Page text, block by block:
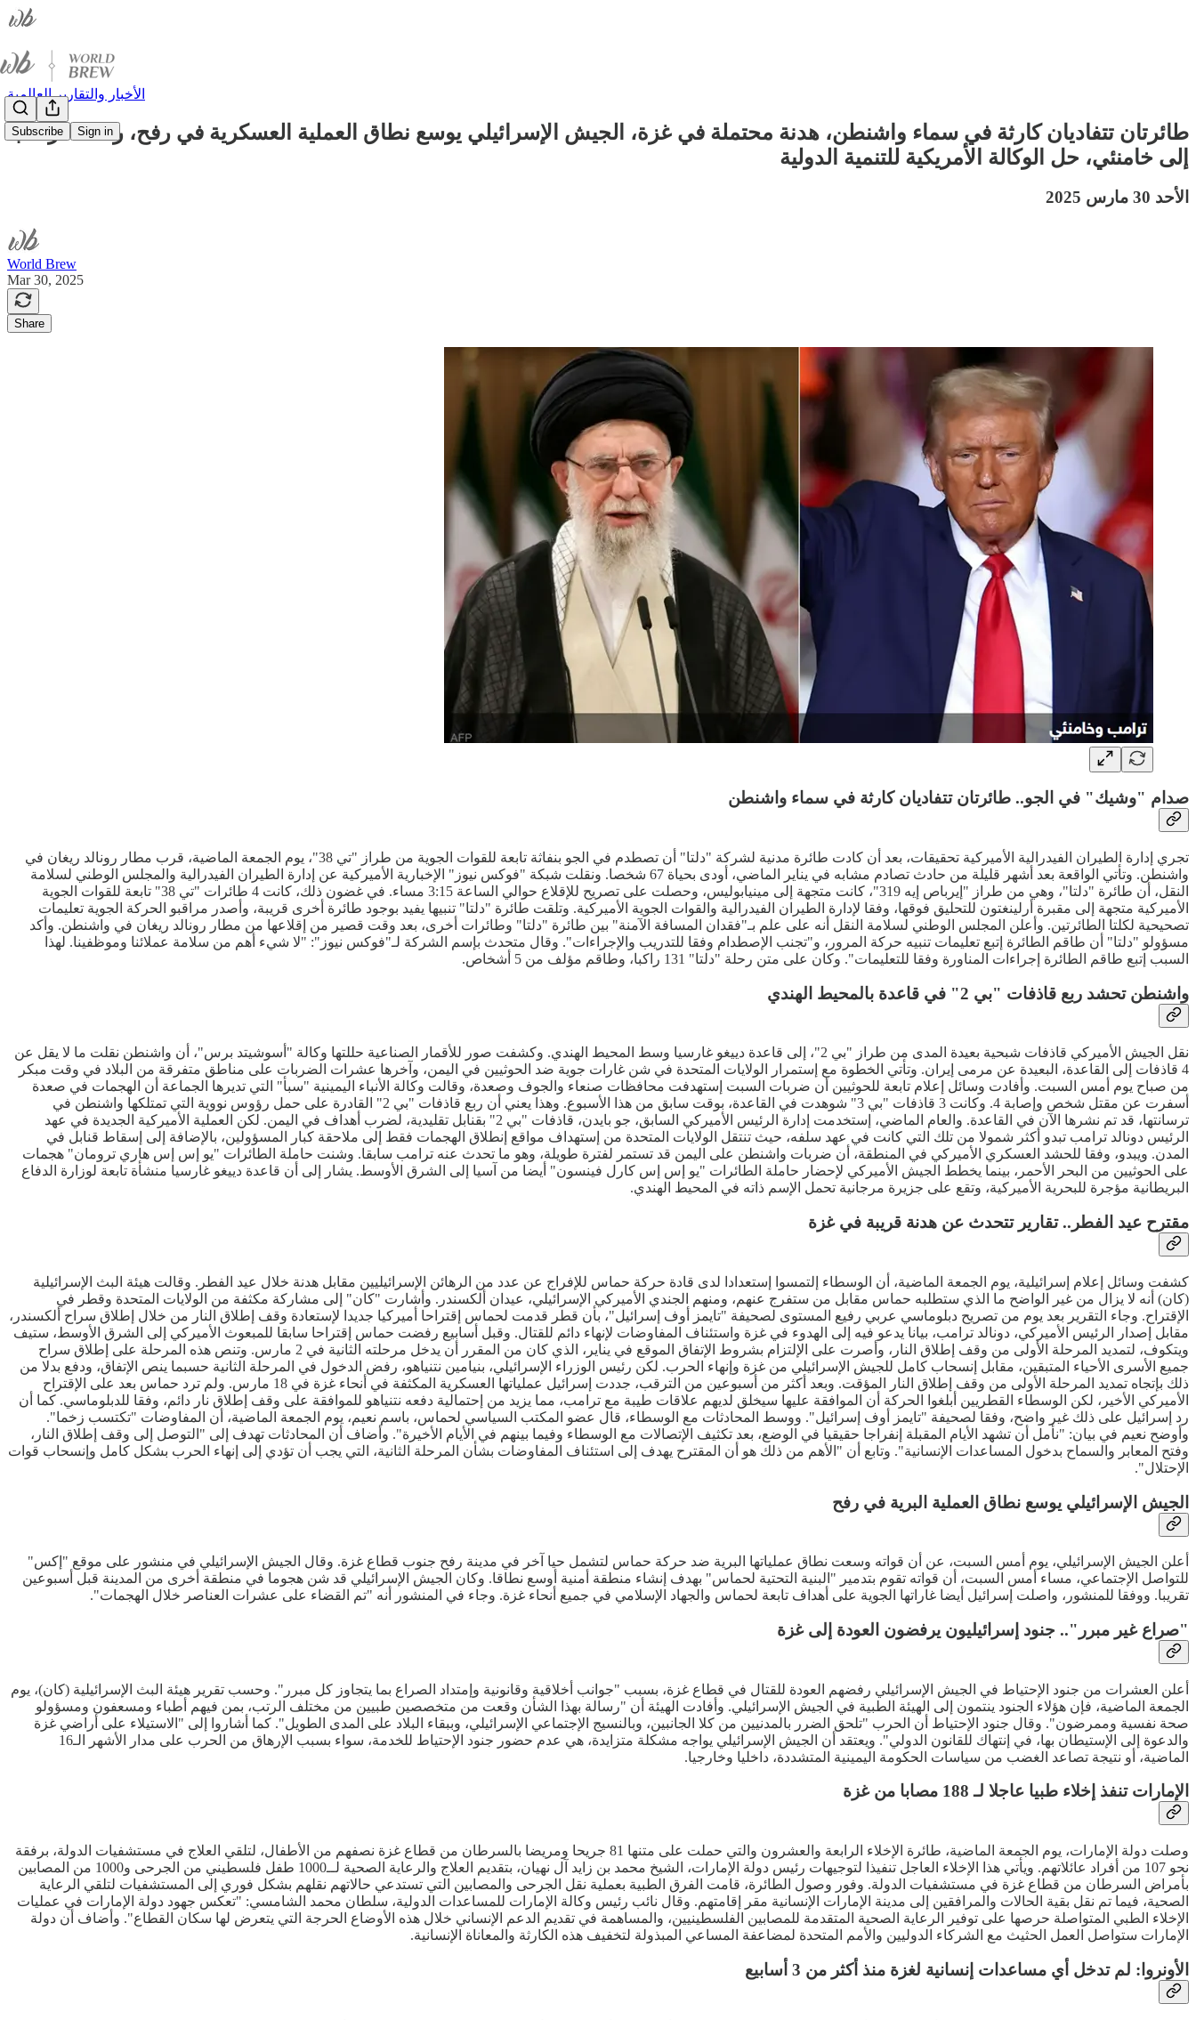
Subscribe Sign in
الأخبار والتقارير العالمية
طائرتان تتفاديان كارثة في سماء واشنطن، هدنة محتملة في غزة، الجيش الإسرائيلي يوسع نطاق العملية العسكرية في رفح، رسالة ترامب
إلى خامنئي، حل الوكالة الأمريكية للتنمية الدولية
الأحد 30 مارس 2025
World Brew
Mar 30, 2025
Share
صدام "وشيك" في الجو.. طائرتان تتفاديان كارثة في سماء واشنطن
تجري إدارة الطيران الفيدرالية الأميركية تحقيقات، بعد أن كادت طائرة مدنية لشركة "دلتا" أن تصطدم في الجو بنفاثة تابعة للقوات الجوية من طراز "تي 38"، يوم الجمعة الماضية، قرب مطار رونالد ريغان في
واشنطن. وتأتي الواقعة بعد أشهر قليلة من حادث تصادم مشابه في يناير الماضي، أودى بحياة 67 شخصا. ونقلت شبكة "فوكس نيوز" الإخبارية الأميركية عن إدارة الطيران الفيدرالية والمجلس الوطني لسلامة
النقل، أن طائرة "دلتا"، وهي من طراز "إيرباص إيه 319"، كانت متجهة إلى مينيابوليس، وحصلت على تصريح للإقلاع حوالي الساعة 3:15 مساء. في غضون ذلك، كانت 4 طائرات "تي 38" تابعة للقوات الجوية
الأميركية متجهة إلى مقبرة أرلينغتون للتحليق فوقها، وفقا لإدارة الطيران الفيدرالية والقوات الجوية الأميركية. وتلقت طائرة "دلتا" تنبيها يفيد بوجود طائرة أخرى قريبة، وأصدر مراقبو الحركة الجوية تعليمات
تصحيحية لكلتا الطائرتين. وأعلن المجلس الوطني لسلامة النقل أنه على علم بـ"فقدان المسافة الآمنة" بين طائرة "دلتا" وطائرات أخرى، بعد وقت قصير من إقلاعها من مطار رونالد ريغان في واشنطن. وأكد
مسؤولو "دلتا" أن طاقم الطائرة إتبع تعليمات تنبيه حركة المرور، و"تجنب الإصطدام وفقا للتدريب والإجراءات". وقال متحدث بإسم الشركة لـ"فوكس نيوز": "لا شيء أهم من سلامة عملائنا وموظفينا. لهذا
السبب إتبع طاقم الطائرة إجراءات المناورة وفقا للتعليمات". وكان على متن رحلة "دلتا" 131 راكبا، وطاقم مؤلف من 5 أشخاص.
واشنطن تحشد ربع قاذفات "بي 2" في قاعدة بالمحيط الهندي
نقل الجيش الأميركي قاذفات شبحية بعيدة المدى من طراز "بي 2"، إلى قاعدة دييغو غارسيا وسط المحيط الهندي. وكشفت صور للأقمار الصناعية حللتها وكالة "أسوشيتد برس"، أن واشنطن نقلت ما لا يقل عن
4 قاذفات إلى القاعدة، البعيدة عن مرمى إيران. وتأتي الخطوة مع إستمرار الولايات المتحدة في شن غارات جوية ضد الحوثيين في اليمن، وآخرها عشرات الضربات على مناطق متفرقة من البلاد في وقت مبكر
من صباح يوم أمس السبت. وأفادت وسائل إعلام تابعة للحوثيين أن ضربات السبت إستهدفت محافظات صنعاء والجوف وصعدة، وقالت وكالة الأنباء اليمينية "سبأ" التي تديرها الجماعة أن الهجمات في صعدة
أسفرت عن مقتل شخص وإصابة 4. وكانت 3 قاذفات "بي 3" شوهدت في القاعدة، بوقت سابق من هذا الأسبوع. وهذا يعني أن ربع قاذفات "بي 2" القادرة على حمل رؤوس نووية التي تمتلكها واشنطن في
ترسانتها، قد تم نشرها الآن في القاعدة. والعام الماضي، إستخدمت إدارة الرئيس الأميركي السابق، جو بايدن، قاذفات "بي 2" بقنابل تقليدية، لضرب أهداف في اليمن. لكن العملية الأميركية الجديدة في عهد
الرئيس دونالد ترامب تبدو أكثر شمولا من تلك التي كانت في عهد سلفه، حيث تنتقل الولايات المتحدة من إستهداف مواقع إنطلاق الهجمات فقط إلى ملاحقة كبار المسؤولين، بالإضافة إلى إسقاط قنابل في
المدن. ويبدو، وفقا للحشد العسكري الأميركي في المنطقة، أن ضربات واشنطن على اليمن قد تستمر لفترة طويلة، وهو ما تحدث عنه ترامب سابقا. وشنت حاملة الطائرات "يو إس إس هاري ترومان" هجمات
على الحوثيين من البحر الأحمر، بينما يخطط الجيش الأميركي لإحضار حاملة الطائرات "يو إس إس كارل فينسون" أيضا من آسيا إلى الشرق الأوسط. يشار إلى أن قاعدة دييغو غارسيا منشأة تابعة لوزارة الدفاع
البريطانية مؤجرة للبحرية الأميركية، وتقع على جزيرة مرجانية تحمل الإسم ذاته في المحيط الهندي.
مقترح عيد الفطر.. تقارير تتحدث عن هدنة قريبة في غزة
كشفت وسائل إعلام إسرائيلية، يوم الجمعة الماضية، أن الوسطاء إلتمسوا إستعدادا لدى قادة حركة حماس للإفراج عن عدد من الرهائن الإسرائيليين مقابل هدنة خلال عيد الفطر. وقالت هيئة البث الإسرائيلية
(كان) أنه لا يزال من غير الواضح ما الذي ستطلبه حماس مقابل من ستفرج عنهم، ومنهم الجندي الأميركي الإسرائيلي، عيدان ألكسندر. وأشارت "كان" إلى مشاركة مكثفة من الولايات المتحدة وقطر في
الإقتراح. وجاء التقرير بعد يوم من تصريح دبلوماسي عربي رفيع المستوى لصحيفة "تايمز أوف إسرائيل"، بأن قطر قدمت لحماس إقتراحا أميركيا جديدا لإستعادة وقف إطلاق النار من خلال إطلاق سراح ألكسندر،
مقابل إصدار الرئيس الأميركي، دونالد ترامب، بيانا يدعو فيه إلى الهدوء في غزة واستئناف المفاوضات لإنهاء دائم للقتال. وقبل أسابيع رفضت حماس إقتراحا سابقا للمبعوث الأميركي إلى الشرق الأوسط، ستيف
ويتكوف، لتمديد المرحلة الأولى من وقف إطلاق النار، وأصرت على الإلتزام بشروط الإتفاق الموقع في يناير، الذي كان من المقرر أن يدخل مرحلته الثانية في 2 مارس. وتنص هذه المرحلة على إطلاق سراح
جميع الأسرى الأحياء المتبقين، مقابل إنسحاب كامل للجيش الإسرائيلي من غزة وإنهاء الحرب. لكن رئيس الوزراء الإسرائيلي، بنيامين نتنياهو، رفض الدخول في المرحلة الثانية حسبما ينص الإتفاق، ودفع بدلا من
ذلك بإتجاه تمديد المرحلة الأولى من وقف إطلاق النار المؤقت. وبعد أكثر من أسبوعين من الترقب، جددت إسرائيل عملياتها العسكرية المكثفة في أنحاء غزة في 18 مارس. ولم ترد حماس بعد على الإقتراح
الأميركي الأخير، لكن الوسطاء القطريين أبلغوا الحركة أن الموافقة عليها سيخلق لديهم علاقات طيبة مع ترامب، مما يزيد من إحتمالية دفعه نتنياهو للموافقة على وقف إطلاق نار دائم، وفقا للدبلوماسي. كما أن
رد إسرائيل على ذلك غير واضح، وفقا لصحيفة "تايمز أوف إسرائيل". ووسط المحادثات مع الوسطاء، قال عضو المكتب السياسي لحماس، باسم نعيم، يوم الجمعة الماضية، أن المفاوضات "تكتسب زخما".
وأوضح نعيم في بيان: "نأمل أن تشهد الأيام المقبلة إنفراجا حقيقيا في الوضع، بعد تكثيف الإتصالات مع الوسطاء وفيما بينهم في الأيام الأخيرة". وأضاف أن المحادثات تهدف إلى "التوصل إلى وقف إطلاق النار،
وفتح المعابر والسماح بدخول المساعدات الإنسانية". وتابع أن "الأهم من ذلك هو أن المقترح يهدف إلى استئناف المفاوضات بشأن المرحلة الثانية، التي يجب أن تؤدي إلى إنهاء الحرب بشكل كامل وإنسحاب قوات
الإحتلال".
الجيش الإسرائيلي يوسع نطاق العملية البرية في رفح
أعلن الجيش الإسرائيلي، يوم أمس السبت، عن أن قواته وسعت نطاق عملياتها البرية ضد حركة حماس لتشمل حيا آخر في مدينة رفح جنوب قطاع غزة. وقال الجيش الإسرائيلي في منشور على موقع "إكس"
للتواصل الإجتماعي، مساء أمس السبت، أن قواته تقوم بتدمير "البنية التحتية لحماس" بهدف إنشاء منطقة أمنية أوسع نطاقا. وكان الجيش الإسرائيلي قد شن هجوما في منطقة أخرى من المدينة قبل أسبوعين
تقريبا. ووفقا للمنشور، واصلت إسرائيل أيضا غاراتها الجوية على أهداف تابعة لحماس والجهاد الإسلامي في جميع أنحاء غزة. وجاء في المنشور أنه "تم القضاء على عشرات العناصر خلال الهجمات".
"صراع غير مبرر".. جنود إسرائيليون يرفضون العودة إلى غزة
أعلن العشرات من جنود الإحتياط في الجيش الإسرائيلي رفضهم العودة للقتال في قطاع غزة، بسبب "جوانب أخلاقية وقانونية وإمتداد الصراع بما يتجاوز كل مبرر". وحسب تقرير هيئة البث الإسرائيلية (كان)، يوم
الجمعة الماضية، فإن هؤلاء الجنود ينتمون إلى الهيئة الطبية في الجيش الإسرائيلي. وأفادت الهيئة أن "رسالة بهذا الشأن وقعت من متخصصين طبيين من مختلف الرتب، بمن فيهم أطباء ومسعفون ومسؤولو
صحة نفسية وممرضون". وقال جنود الإحتياط أن الحرب "تلحق الضرر بالمدنيين من كلا الجانبين، وبالنسيج الإجتماعي الإسرائيلي، وببقاء البلاد على المدى الطويل". كما أشاروا إلى "الاستيلاء على أراضي غزة
والدعوة إلى الإستيطان بها، في إنتهاك للقانون الدولي". ويعتقد أن الجيش الإسرائيلي يواجه مشكلة متزايدة، هي عدم حضور جنود الإحتياط للخدمة، سواء بسبب الإرهاق من الحرب على مدار الأشهر الـ16
الماضية، أو نتيجة تصاعد الغضب من سياسات الحكومة اليمينية المتشددة، داخليا وخارجيا.
الإمارات تنفذ إخلاء طبيا عاجلا لـ 188 مصابا من غزة
وصلت دولة الإمارات، يوم الجمعة الماضية، طائرة الإخلاء الرابعة والعشرون والتي حملت على متنها 81 جريحا ومريضا بالسرطان من قطاع غزة نصفهم من الأطفال، لتلقي العلاج في مستشفيات الدولة، برفقة
نحو 107 من أفراد عائلاتهم. ويأتي هذا الإخلاء العاجل تنفيذا لتوجيهات رئيس دولة الإمارات، الشيخ محمد بن زايد آل نهيان، بتقديم العلاج والرعاية الصحية لــ1000 طفل فلسطيني من الجرحى و1000 من المصابين
بأمراض السرطان من قطاع غزة في مستشفيات الدولة. وفور وصول الطائرة، قامت الفرق الطبية بعملية نقل الجرحى والمصابين التي تستدعي حالاتهم نقلهم بشكل فوري إلى المستشفيات لتلقي الرعاية
الصحية، فيما تم نقل بقية الحالات والمرافقين إلى مدينة الإمارات الإنسانية مقر إقامتهم. وقال نائب رئيس وكالة الإمارات للمساعدات الدولية، سلطان محمد الشامسي: "تعكس جهود دولة الإمارات في عمليات
الإخلاء الطبي المتواصلة حرصها على توفير الرعاية الصحية المتقدمة للمصابين الفلسطينيين، والمساهمة في تقديم الدعم الإنساني خلال هذه الأوضاع الحرجة التي يتعرض لها سكان القطاع". وأضاف أن دولة
الإمارات ستواصل العمل الحثيث مع الشركاء الدوليين والأمم المتحدة لمضاعفة المساعي المبذولة لتخفيف هذه الكارثة والمعاناة الإنسانية.
الأونروا: لم تدخل أي مساعدات إنسانية لغزة منذ أكثر من 3 أسابيع